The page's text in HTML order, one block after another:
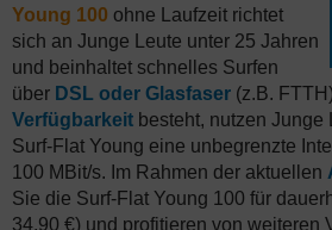
Young 100 ohne Laufzeit richtet
sich an Junge Leute unter 25 Jahren
und beinhaltet schnelles Surfen
über DSL oder Glasfaser (z.B.
Verfügbarkeit besteht, nutzen Junge
Surf-Flat Young eine unbegrenzte
100 MBit/s. Im Rahmen der aktuellen
Sie die Surf-Flat Young 100 für
34,90 €) und profitieren von weiteren